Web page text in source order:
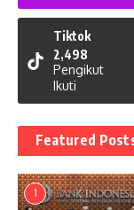
Tiktok
2,498
Pengikut
Ikuti
Featured
1